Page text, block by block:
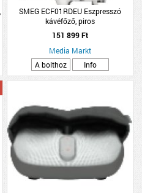
SMEG ECF01RDEU Eszpresszó
kávéfőző, piros
151 899 Ft
Media Markt
A bolthoz
Info